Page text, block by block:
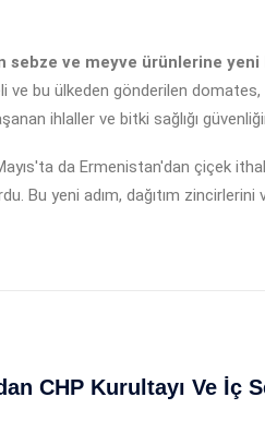
sebze ve meyve ürünlerine yeni
bu ülkeden gönderilen domates,
ihlaller ve bitki sağlığı
da Ermenistan'dan çiçek
Bu yeni adım, dağıtım zincirlerini